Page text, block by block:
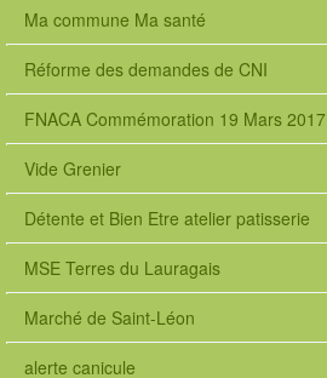
Ma commune Ma santé
Réforme des demandes de CNI
FNACA Commémoration 19 Mars 2017
Vide Grenier
Détente et Bien Etre atelier patisserie
MSE Terres du Lauragais
Marché de Saint-Léon
alerte canicule